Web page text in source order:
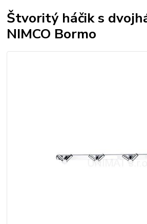
Štvoritý háčik s
NIMCO Bormo